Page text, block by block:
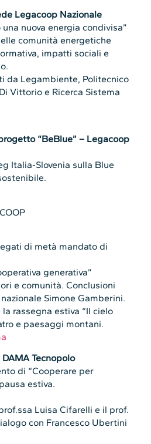
Legacoop Nazionale
una nuova energia condivisa”
comunità energetiche
impatti sociali e
da Legambiente, Politecnico
Vittorio e Ricerca Sistema
“BeBlue” – Legacoop
Italia-Slovenia sulla Blue
di metà mandato di
generativa”
e comunità. Conclusioni
Simone Gamberini.
rassegna estiva “Il cielo
e paesaggi montani.
Tecnopolo
di “Cooperare per
estiva.
Luisa Cifarelli e il prof.
con Francesco Ubertini